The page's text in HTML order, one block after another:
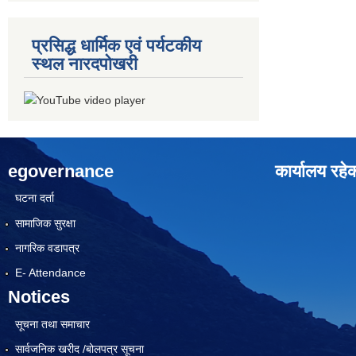
प्रसिद्ध धार्मिक एवं पर्यटकीय
स्थल नारदपोखरी
egovernance
घटना दर्ता
सामाजिक सुरक्षा
नागरिक वडापत्र
E- Attendance
Notices
सूचना तथा समाचार
सार्वजनिक खरीद /बोलपत्र सूचना
कार्यालय